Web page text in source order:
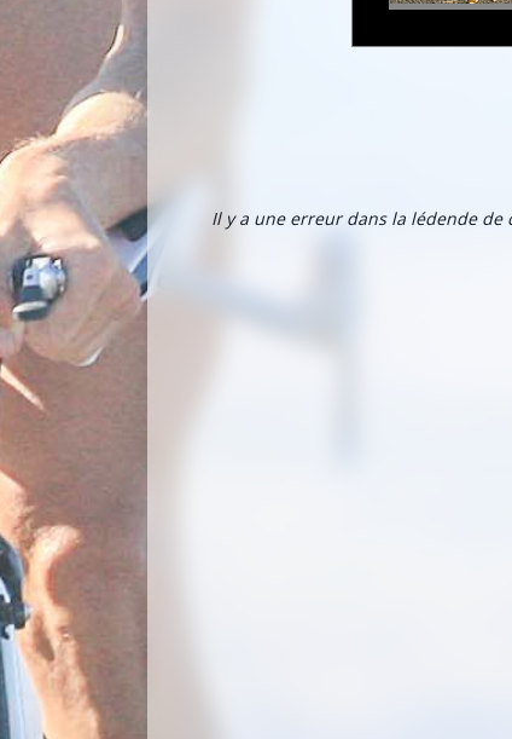
Il y a une erreur dans la lédende de